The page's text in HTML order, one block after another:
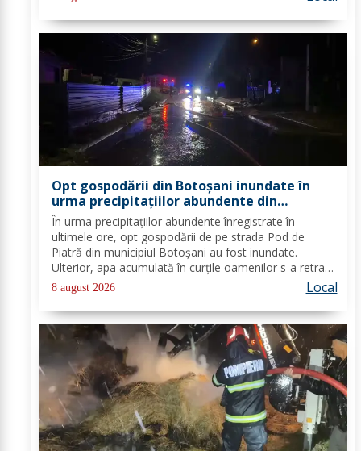
intervenția salvatorilor. Pompierii din cadrul...
Opt gospodării din Botoșani inundate în
urma precipitațiilor abundente din
ultimele ore
În urma precipitațiilor abundente înregistrate în
ultimele ore, opt gospodării de pe strada Pod de
Piatră din municipiul Botoșani au fost inundate.
Ulterior, apa acumulată în curțile oamenilor s-a retras
pe carosabil. Pentru evacuarea apei, pompierii militari
din cadrul Detașamentului Botoșani au...
8 august 2026 Local